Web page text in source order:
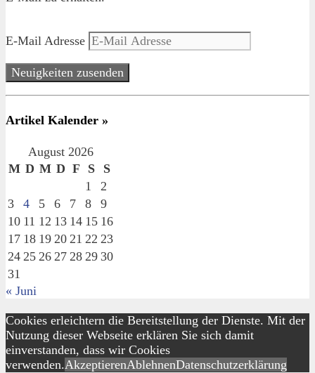
E-Mail Adresse
Neuigkeiten zusenden
Artikel Kalender »
August 2026
M D M D F S
S
1
2
3
4 5 6 7 8
9
10 11 12 13 14 15 16
17 18 19 20 21 22 23
24 25 26 27 28 29 30
31
« Juni
Cookies erleichtern die Bereitstellung der Dienste. Mit der
Nutzung dieser Webseite erklären Sie sich damit
einverstanden, dass wir Cookies
verwenden.AkzeptierenAblehnenDatenschutzerklärung